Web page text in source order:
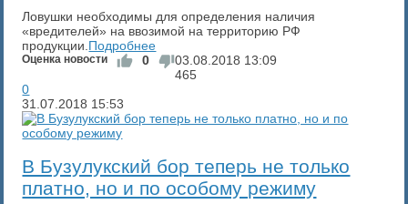
Ловушки необходимы для определения наличия
«вредителей» на ввозимой на территорию РФ
продукции. Подробнее
Оценка новости 0 03.08.2018 13:09
465
0
31.07.2018 15:53
В Бузулукский бор теперь не только
платно, но и по особому режиму